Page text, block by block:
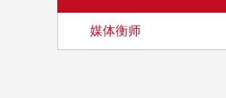
媒体衡师